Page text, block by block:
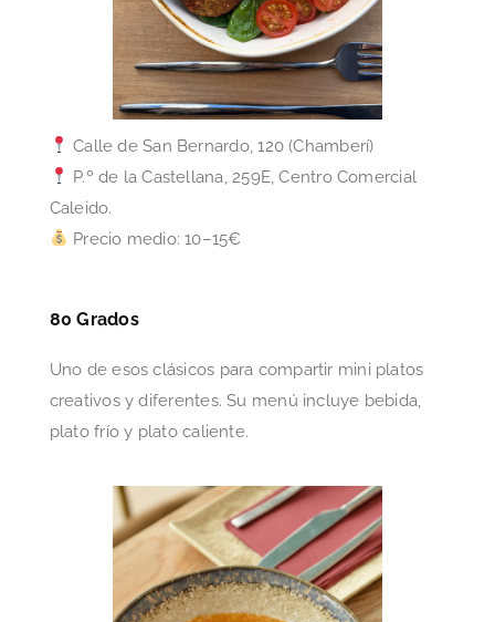
Calle de San Bernardo, 120 (Chamberí)
P.º de la Castellana, 259E, Centro Comercial
Caleido.
Precio medio: 10–15€
80 Grados
Uno de esos clásicos para compartir mini platos
creativos y diferentes. Su menú incluye bebida,
plato frío y plato caliente.